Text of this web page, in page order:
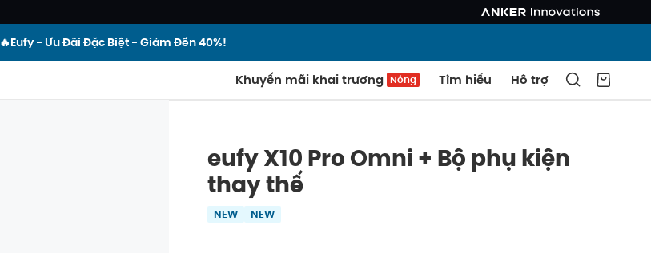
🔥Eufy - Ưu Đãi Đặc Biệt - Giảm Đến 40%!
Khuyến mãi khai trương Nóng Tìm hiểu Hỗ trợ
eufy X10 Pro Omni + Bộ phụ kiện
thay thế
NEW NEW